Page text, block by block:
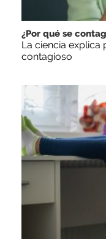
¿Por qué se
La ciencia explica
contagioso